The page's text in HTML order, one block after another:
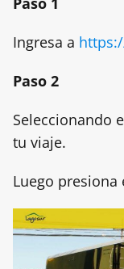
Ingresa a
Paso 2
Seleccionando
tu viaje.
Luego presiona